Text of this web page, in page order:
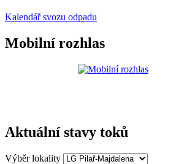
Kalendář svozu odpadu
Mobilní rozhlas
Aktuální stavy toků
Výběr lokality